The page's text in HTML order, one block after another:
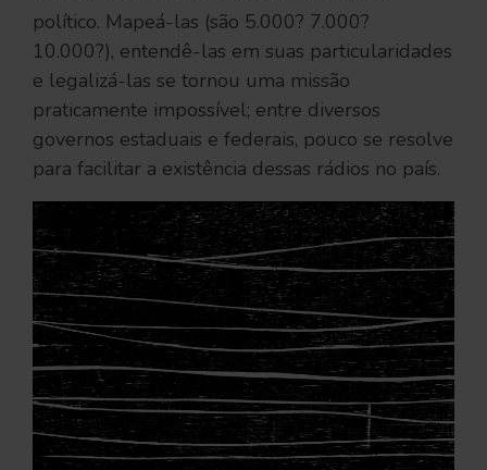
político. Mapeá-las (são 5.000? 7.000?
10.000?), entendê-las em suas particularidades
e legalizá-las se tornou uma missão
praticamente impossível; entre diversos
governos estaduais e federais, pouco se resolve
para facilitar a existência dessas rádios no país.